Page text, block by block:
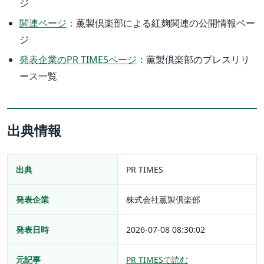
ジ
関連ページ ：薫製倶楽部による紅麹関連の公開情報ペー
ジ
発表企業のPR TIMESページ ：薫製倶楽部のプレスリリ
ース一覧
出典情報
出典 PR TIMES
発表企業 株式会社薫製倶楽部
発表日時 2026-07-08 08:30:02
元記事 PR TIMESで読む